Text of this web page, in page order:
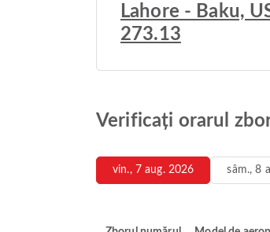
Lahore - Baku,
273.13
Verificați orarul
vin., 7 aug. 2026 sâm., 8